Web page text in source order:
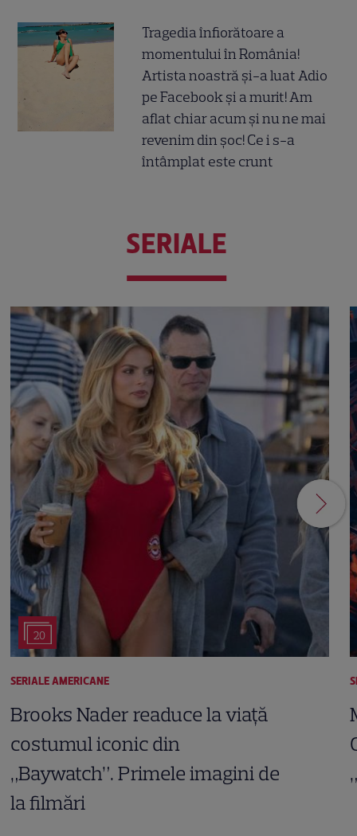
Tragedia înfiorătoare a
momentului în România!
Artista noastră și-a luat Adio
pe Facebook și a murit! Am
aflat chiar acum și nu ne mai
revenim din șoc! Ce i s-a
întâmplat este crunt
SERIALE
20
SERIALE AMERICANE
Brooks Nader readuce la viață
costumul iconic din
„Baywatch”. Primele imagini de
la filmări